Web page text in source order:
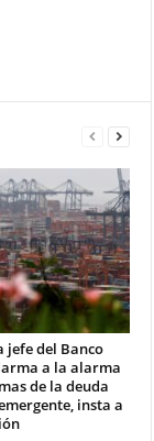
jefe del Banco
a la alarma
de la deuda
insta a